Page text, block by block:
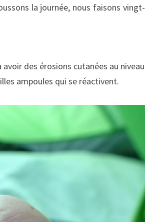
la journée, nous faisons vingt-
des érosions cutanées au niveau
ampoules qui se réactivent.